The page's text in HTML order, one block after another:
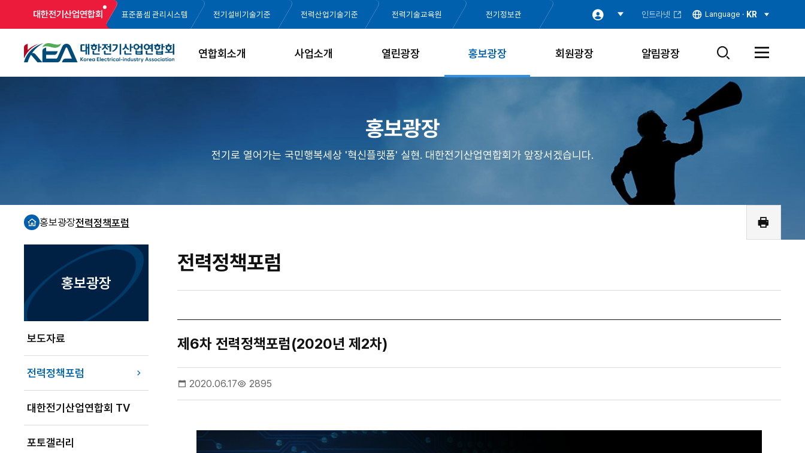
대한전기산업연합회 표준품셈 관리시스템 전기설비기술기준 전력산업기술기준 전력기술교육원 전기정보관 인트라넷 Language · KR
연합회소개 사업소개 열린광장 홍보광장 회원광장 알림광장
검
창
기
전
홍보광장
전기로 열어가는 국민행복세상 '혁신플랫폼' 실현. 대한전기산업연합회가 앞장서겠습니다.
홈
홍보광장전력정책포럼
인
쇄
홍보광장
보도자료
전력정책포럼
대한전기산업연합회 TV
포토갤러리
전력정책포럼
제6차 전력정책포럼(2020년 제2차)
2020.06.17 2895